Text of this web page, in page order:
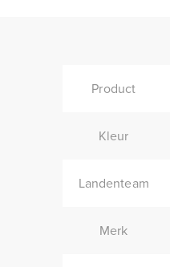
Product
Kleur
Landenteam
Merk